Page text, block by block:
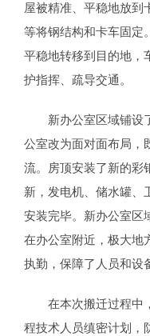
屋被精准、平稳地放到
等将钢结构和卡车固定
平稳地转移到目的地，
护指挥、疏导交通。
新办公室区域铺设
公室改为面对面布局，
流。房顶安装了新的彩
新，发电机、储水罐、
安装完毕。新办公室区
在办公室附近，极大地
执勤，保障了人员和设
在本次搬迁过程中
程技术人员缜密计划，